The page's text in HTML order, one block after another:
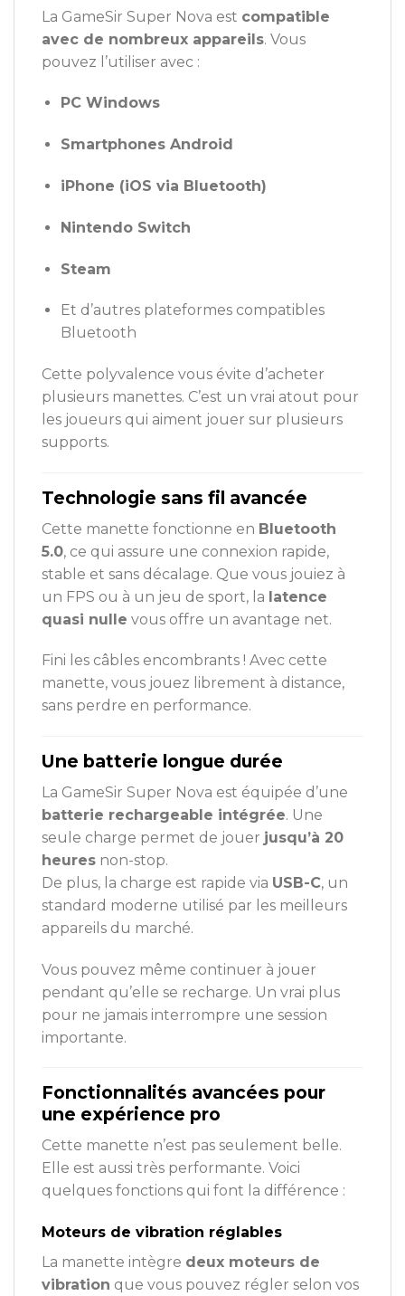
La GameSir Super Nova est compatible
avec de nombreux appareils. Vous
pouvez l’utiliser avec :
PC Windows
Smartphones Android
iPhone (iOS via Bluetooth)
Nintendo Switch
Steam
Et d’autres plateformes compatibles
Bluetooth
Cette polyvalence vous évite d’acheter
plusieurs manettes. C’est un vrai atout pour
les joueurs qui aiment jouer sur plusieurs
supports.
Technologie sans fil avancée
Cette manette fonctionne en Bluetooth
5.0, ce qui assure une connexion rapide,
stable et sans décalage. Que vous jouiez à
un FPS ou à un jeu de sport, la latence
quasi nulle vous offre un avantage net.
Fini les câbles encombrants ! Avec cette
manette, vous jouez librement à distance,
sans perdre en performance.
Une batterie longue durée
La GameSir Super Nova est équipée d’une
batterie rechargeable intégrée. Une
seule charge permet de jouer jusqu’à 20
heures non-stop.
De plus, la charge est rapide via USB-C, un
standard moderne utilisé par les meilleurs
appareils du marché.
Vous pouvez même continuer à jouer
pendant qu’elle se recharge. Un vrai plus
pour ne jamais interrompre une session
importante.
Fonctionnalités avancées pour
une expérience pro
Cette manette n’est pas seulement belle.
Elle est aussi très performante. Voici
quelques fonctions qui font la différence :
Moteurs de vibration réglables
La manette intègre deux moteurs de
vibration que vous pouvez régler selon vos